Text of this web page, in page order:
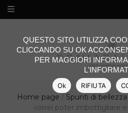
Home page / Spunti di bellezza
vorrei poter imbottigliare
QUESTO SITO UTILIZZA
CLICCANDO SU OK
PER MAGGIORI
Ok RIFIUTA